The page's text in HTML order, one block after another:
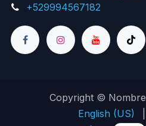
+529994567182
Copyright ©
English (US)